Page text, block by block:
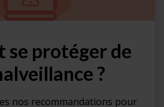
se protéger de
?
nos recommandations pour